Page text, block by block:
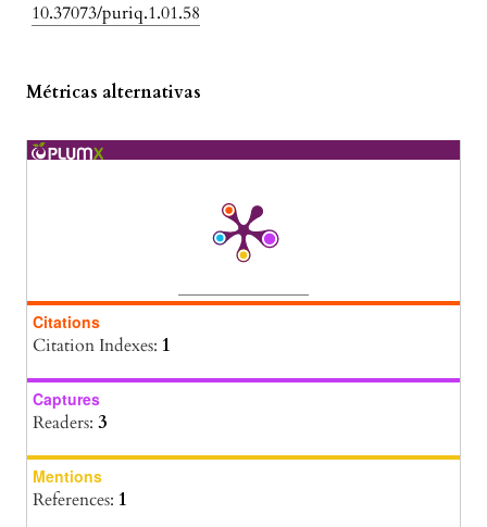
10.37073/puriq.1.01.58
Métricas alternativas
Citations
Citation Indexes: 1
Captures
Readers: 3
Mentions
References: 1